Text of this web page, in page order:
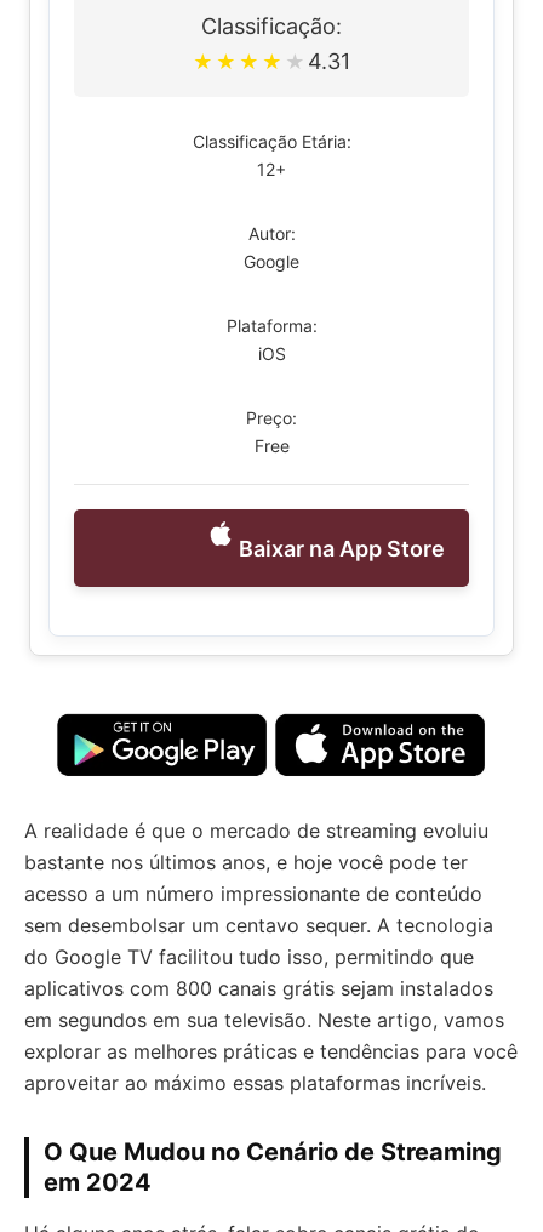
Classificação:
★ ★ ★ ★ ★ 4.31
Classificação Etária:
12+
Autor:
Google
Plataforma:
iOS
Preço:
Free
Baixar na App Store
A realidade é que o mercado de streaming evoluiu
bastante nos últimos anos, e hoje você pode ter
acesso a um número impressionante de conteúdo
sem desembolsar um centavo sequer. A tecnologia
do Google TV facilitou tudo isso, permitindo que
aplicativos com 800 canais grátis sejam instalados
em segundos em sua televisão. Neste artigo, vamos
explorar as melhores práticas e tendências para você
aproveitar ao máximo essas plataformas incríveis.
O Que Mudou no Cenário de Streaming
em 2024